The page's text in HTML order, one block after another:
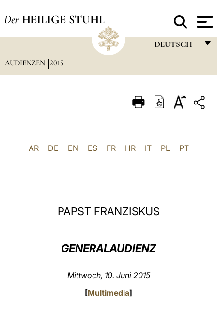
Der HEILIGE STUHL
DEUTSCH
ITALIANO
中文
AUDIENZEN 2015
AR- DE - EN - ES- FR- HR- IT- PL- PT
PAPST FRANZISKUS
GENERALAUDIENZ
Mittwoch, 10. Juni 2015
[Multimedia]